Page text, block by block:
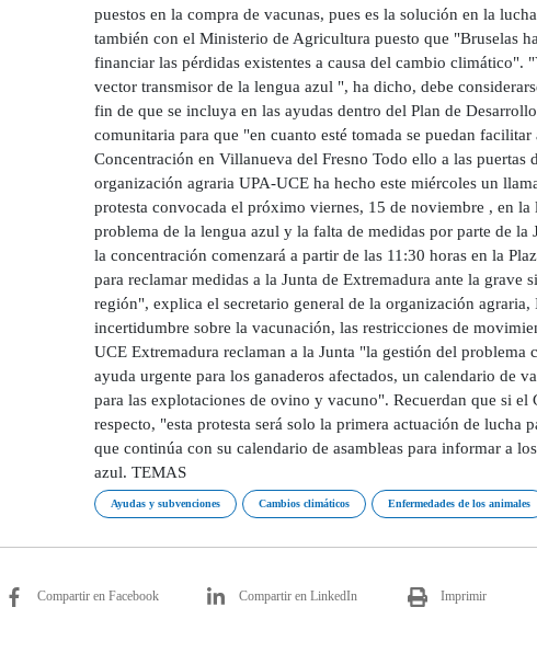
puestos en la compra de vacunas, pues es la solución en la
también con el Ministerio de Agricultura puesto que "Bruselas
financiar las pérdidas existentes a causa del cambio climático".
vector transmisor de la lengua azul ", ha dicho, debe
fin de que se incluya en las ayudas dentro del Plan de
comunitaria para que "en cuanto esté tomada se puedan
Concentración en Villanueva del Fresno Todo ello a las
organización agraria UPA-UCE ha hecho este miércoles un
protesta convocada el próximo viernes, 15 de noviembre , en
problema de la lengua azul y la falta de medidas por parte de
la concentración comenzará a partir de las 11:30 horas en la
para reclamar medidas a la Junta de Extremadura ante la grave
región", explica el secretario general de la organización
incertidumbre sobre la vacunación, las restricciones de
UCE Extremadura reclaman a la Junta "la gestión del problema
ayuda urgente para los ganaderos afectados, un calendario de
para las explotaciones de ovino y vacuno". Recuerdan que si
respecto, "esta protesta será solo la primera actuación de lucha
que continúa con su calendario de asambleas para informar a
azul. TEMAS
Ayudas y subvenciones Cambios climáticos Enfermedades de los animales
Compartir en Facebook Compartir en LinkedIn Imprimir